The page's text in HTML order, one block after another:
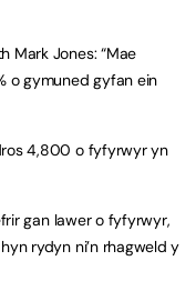
Mark Jones: “Mae
o gymuned gyfan ein
4,800 o fyfyrwyr yn
gan lawer o fyfyrwyr,
rydyn ni’n rhagweld y